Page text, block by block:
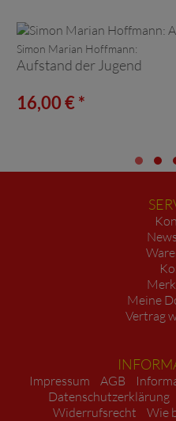
Simon Marian Hoffmann:
Aufstand der Jugend
16,00 € *
Meine
Vertrag
Impressum AGB
Datenschutzerklärung
Widerrufsrecht
Wie